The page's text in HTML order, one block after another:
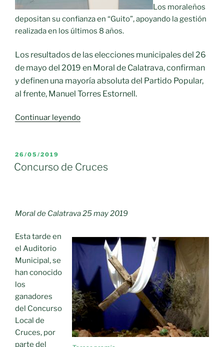
Los moraleños
depositan su confianza en “Guito”, apoyando la gestión
realizada en los últimos 8 años.
Los resultados de las elecciones municipales del 26
de mayo del 2019 en Moral de Calatrava, confirman
y definen una mayoría absoluta del Partido Popular,
al frente, Manuel Torres Estornell.
Continuar leyendo«Manuel
su
PUBLICADO
EL
26/05/2019
Concurso de Cruces
Moral de Calatrava 25 may 2019
Esta tarde en
el Auditorio
Municipal, se
han conocido
los
ganadores
del Concurso
Local de
Cruces, por
parte del